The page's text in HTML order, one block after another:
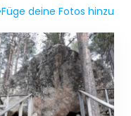
Füge deine Fotos hinzu